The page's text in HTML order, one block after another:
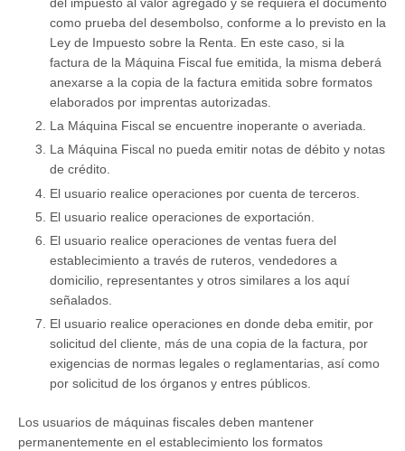
como prueba del desembolso, conforme a lo previsto en la
Ley de Impuesto sobre la Renta. En este caso, si la
factura de la Máquina Fiscal fue emitida, la misma deberá
anexarse a la copia de la factura emitida sobre formatos
elaborados por imprentas autorizadas.
La Máquina Fiscal se encuentre inoperante o averiada.
La Máquina Fiscal no pueda emitir notas de débito y notas
de crédito.
El usuario realice operaciones por cuenta de terceros.
El usuario realice operaciones de exportación.
El usuario realice operaciones de ventas fuera del
establecimiento a través de ruteros, vendedores a
domicilio, representantes y otros similares a los aquí
señalados.
El usuario realice operaciones en donde deba emitir, por
solicitud del cliente, más de una copia de la factura, por
exigencias de normas legales o reglamentarias, así como
por solicitud de los órganos y entres públicos.
Los usuarios de máquinas fiscales deben mantener
permanentemente en el establecimiento los formatos